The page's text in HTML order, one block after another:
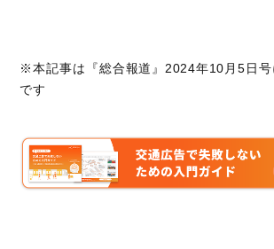
※本記事は『総合報道』2024年10月5日号
です